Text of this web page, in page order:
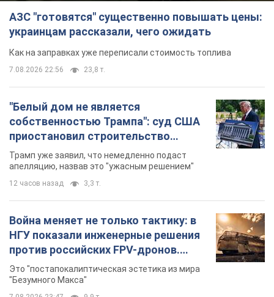
АЗС "готовятся" существенно повышать цены:
украинцам рассказали, чего ожидать
Как на заправках уже переписали стоимость топлива
7.08.2026 22:56 23,8 т.
"Белый дом не является
собственностью Трампа": суд США
приостановил строительство
бального зала стоимостью 400 млн
долларов
Трамп уже заявил, что немедленно подаст
апелляцию, назвав это "ужасным решением"
12 часов назад 3,3 т.
Война меняет не только тактику: в
НГУ показали инженерные решения
против российских FPV-дронов.
Фото
Это "постапокалиптическая эстетика из мира
"Безумного Макса"